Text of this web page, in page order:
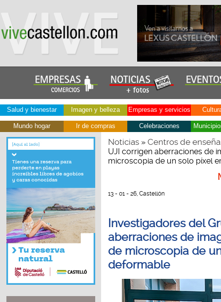
Salud y bienestar Imagen y belleza Empresas y servicios
Mundo hogar Ir de compras Celebraciones
Noticias» Centros de
UJI corrigen aberraciones de
microscopia de un solo píxel
13 - 01 - 26, Castellón
Investigadores del
aberraciones de
de microscopia de
deformable